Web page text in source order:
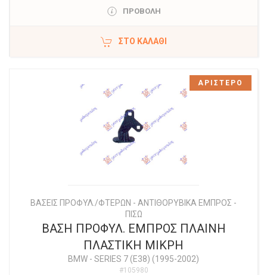
ΠΡΟΒΟΛΗ
ΣΤΟ ΚΑΛΆΘΙ
ΒΑΣΕΙΣ ΠΡΟΦΥΛ./ΦΤΕΡΩΝ - ΑΝΤΙΘΟΡΥΒΙΚΑ ΕΜΠΡΟΣ -
ΠΙΣΩ
ΒΑΣΗ ΠΡΟΦΥΛ. ΕΜΠΡΟΣ ΠΛΑΙΝΗ
ΠΛΑΣΤΙΚΗ ΜΙΚΡΗ
BMW - SERIES 7 (E38) (1995-2002)
#105980
ΑΡΙΣΤΕΡΟ